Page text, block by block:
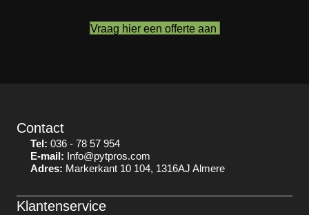
Vraag hier een offerte aan
Contact
Tel: 036 - 78 57 954
E-mail: Info@pytpros.com
Adres: Markerkant 10 104, 1316AJ Almere
Klantenservice